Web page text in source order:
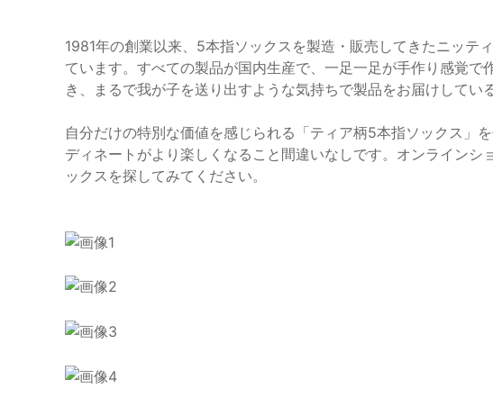
1981年の創業以来、5本指ソックスを製造・販売してきたニッテ
ています。すべての製品が国内生産で、一足一足が手作り感覚で
き、まるで我が子を送り出すような気持ちで製品をお届けしてい
自分だけの特別な価値を感じられる「ティア柄5本指ソックス」
ディネートがより楽しくなること間違いなしです。オンライン
ックスを探してみてください。